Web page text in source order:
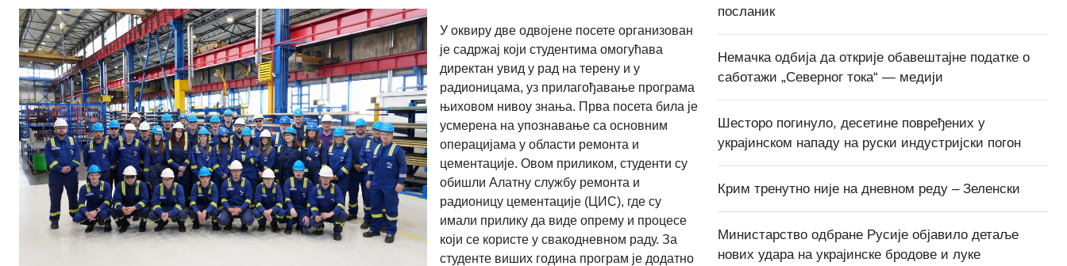
У оквиру две одвојене посете организован
је садржај који студентима омогућава
директан увид у рад на терену и у
радионицама, уз прилагођавање програма
њиховом нивоу знања. Прва посета била је
усмерена на упознавање са основним
операцијама у области ремонта и
цементације. Овом приликом, студенти су
обишли Алатну службу ремонта и
радионицу цементације (ЦИС), где су
имали прилику да виде опрему и процесе
који се користе у свакодневном раду. За
студенте виших година програм је додатно
посланик
Немачка одбија да открије обавештајне податке о
саботажи „Северног тока“ — медији
Шесторо погинуло, десетине повређених у
украјинском нападу на руски индустријски погон
Крим тренутно није на дневном реду – Зеленски
Министарство одбране Русије објавило детаље
нових удара на украјинске бродове и луке